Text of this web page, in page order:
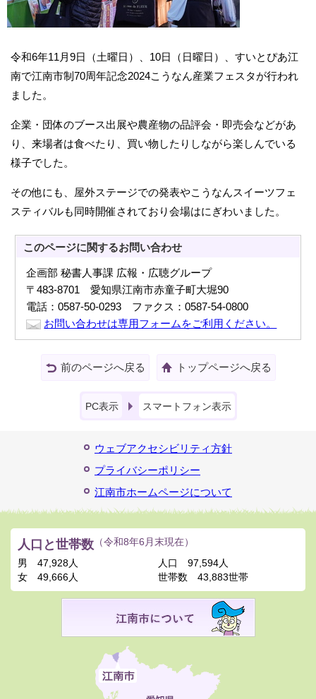
令和6年11月9日（土曜日）、10日（日曜日）、すいとぴあ江
南で江南市制70周年記念2024こうなん産業フェスタが行われ
ました。
企業・団体のブース出展や農産物の品評会・即売会などがあ
り、来場者は食べたり、買い物したりしながら楽しんでいる
様子でした。
その他にも、屋外ステージでの発表やこうなんスイーツフェ
スティバルも同時開催されており会場はにぎわいました。
このページに関するお問い合わせ
企画部 秘書人事課 広報・広聴グループ
〒483-8701 愛知県江南市赤童子町大堀90
電話：0587-50-0293 ファクス：0587-54-0800
お問い合わせは専用フォームをご利用ください。
前のページへ戻る トップページへ戻る
PC表示 スマートフォン表示
ウェブアクセシビリティ方針
プライバシーポリシー
江南市ホームページについて
人口と世帯数 （令和8年6月末現在）
男
47,928人
女
49,666人
人口
97,594人
世帯数
43,883世帯